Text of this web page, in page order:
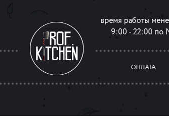
время работы
9:00 - 22:00
ОПЛАТА